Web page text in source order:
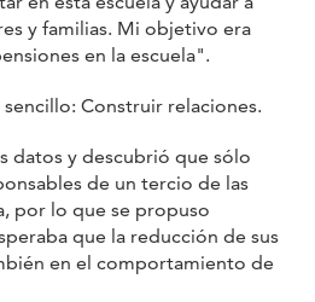
y familias. Mi objetivo era
en la escuela".
Construir relaciones.
datos y descubrió que sólo
de un tercio de las
por lo que se propuso
que la reducción de sus
en el comportamiento de